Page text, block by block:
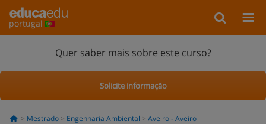
portugal
Quer saber mais sobre este curso?
Solicite informação
Mestrado Engenharia Ambiental Aveiro - Aveiro